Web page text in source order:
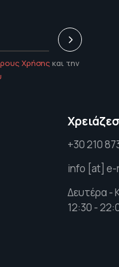
Χρήσης και την
+30 210
info [at]
Δευτέρα -
12:30 -